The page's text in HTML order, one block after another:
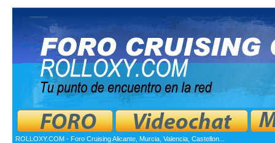
ROLLOXY.COM - Foro Cruising Alicante, Murcia, Valencia, Castellon...